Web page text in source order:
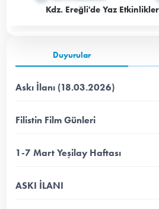
Kdz. Ereğli'de Yaz
Duyurular
Askı İlanı (18.03.2026)
Filistin Film Günleri
1-7 Mart Yeşilay Haftası
ASKI İLANI